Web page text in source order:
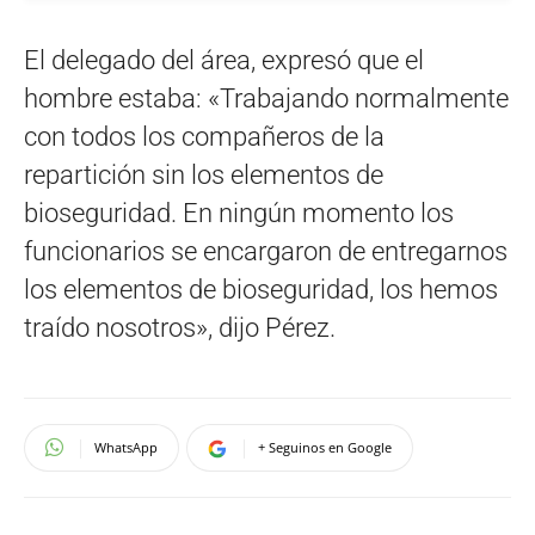
El delegado del área, expresó que el
hombre estaba: «Trabajando normalmente
con todos los compañeros de la
repartición sin los elementos de
bioseguridad. En ningún momento los
funcionarios se encargaron de entregarnos
los elementos de bioseguridad, los hemos
traído nosotros», dijo Pérez.
WhatsApp + Seguinos en Google